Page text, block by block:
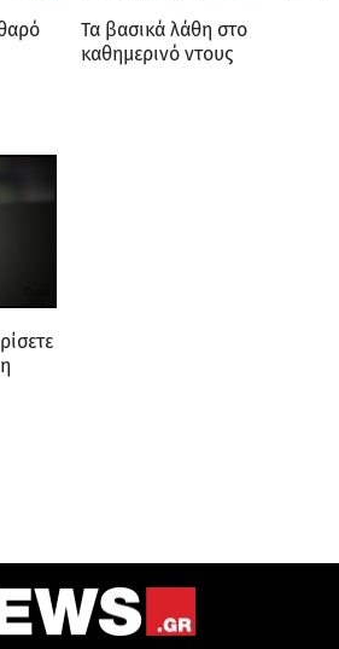
Τα βασικά λάθη στο
καθημερινό ντους